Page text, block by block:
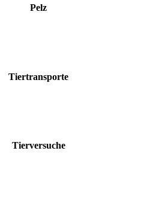
Pelz
Tiertransporte
Tierversuche